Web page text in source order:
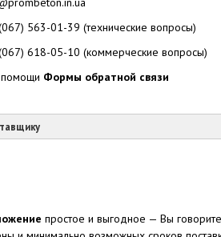
563-01-39 (технические вопросы)
618-05-10 (коммерческие вопросы)
Формы обратной связи
простое и выгодное — Вы